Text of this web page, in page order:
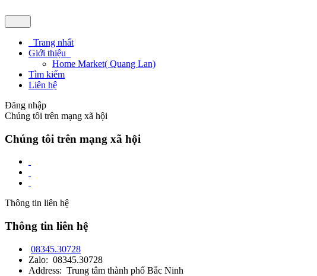
Trang nhất
Giới thiệu
Home Market( Quang Lan)
Tìm kiếm
Liên hệ
Đăng nhập
Chúng tôi trên mạng xã hội
Chúng tôi trên mạng xã hội
Thông tin liên hệ
Thông tin liên hệ
08345.30728
Zalo: 08345.30728
Address: Trung tâm thành phố Bắc Ninh